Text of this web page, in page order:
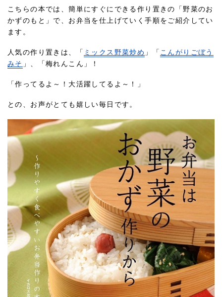
こちらの本では、簡単にすぐにできる作り置きの「野菜のお
かずのもと」で、お弁当を仕上げていく手順をご紹介してい
ます。
人気の作り置きは、「 ミックス野菜炒め 」「 こんがりごぼう
みそ 」、「梅れんこん」！
「作ってるよ～！大活躍してるよ～！」
との、お声がとても嬉しい毎日です。